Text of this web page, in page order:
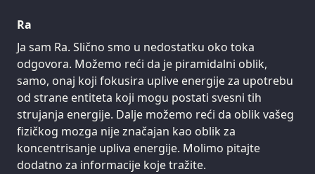
Ra
Ja sam Ra. Slično smo u nedostatku oko toka
odgovora. Možemo reći da je piramidalni oblik,
samo, onaj koji fokusira uplive energije za upotrebu
od strane entiteta koji mogu postati svesni tih
strujanja energije. Dalje možemo reći da oblik vašeg
fizičkog mozga nije značajan kao oblik za
koncentrisanje upliva energije. Molimo pitajte
dodatno za informacije koje tražite.